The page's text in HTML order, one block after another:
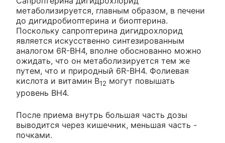
метаболизируется, главным образом, в печени
до дигидробиоптерина и биоптерина.
Поскольку сапроптерина дигидрохлорид
является искусственно синтезированным
аналогом 6R-BH4, вполне обоснованно можно
ожидать, что он метаболизируется тем же
путем, что и природный 6R-BH4. Фолиевая
кислота и витамин В12 могут повышать
уровень ВН4.
После приема внутрь большая часть дозы
выводится через кишечник, меньшая часть -
почками.